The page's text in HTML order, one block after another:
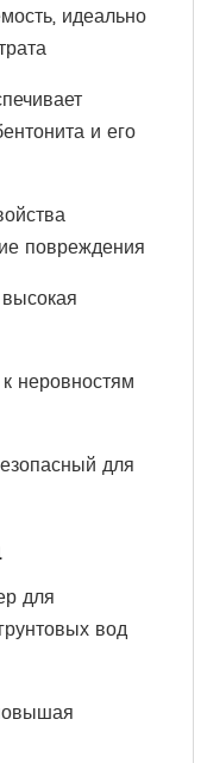
идеально
и его
повреждения
неровностям
для
для
вод